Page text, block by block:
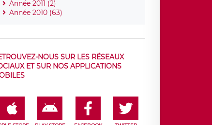
Année 2011 (2)
Année 2010 (63)
NOUS SUR LES RÉSEAUX
ET SUR NOS APPLICATIONS